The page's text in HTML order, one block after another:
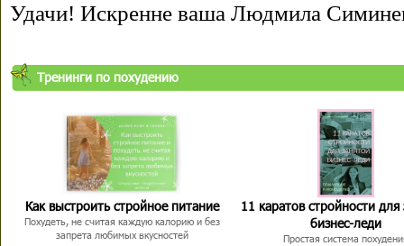
Удачи! Искренне ваша Людмила
Тренинги по похудению
Как выстроить стройное питание
Похудеть, не считая каждую калорию и без
запрета любимых вкусностей
11 каратов стройности для
бизнес-леди
Простая система